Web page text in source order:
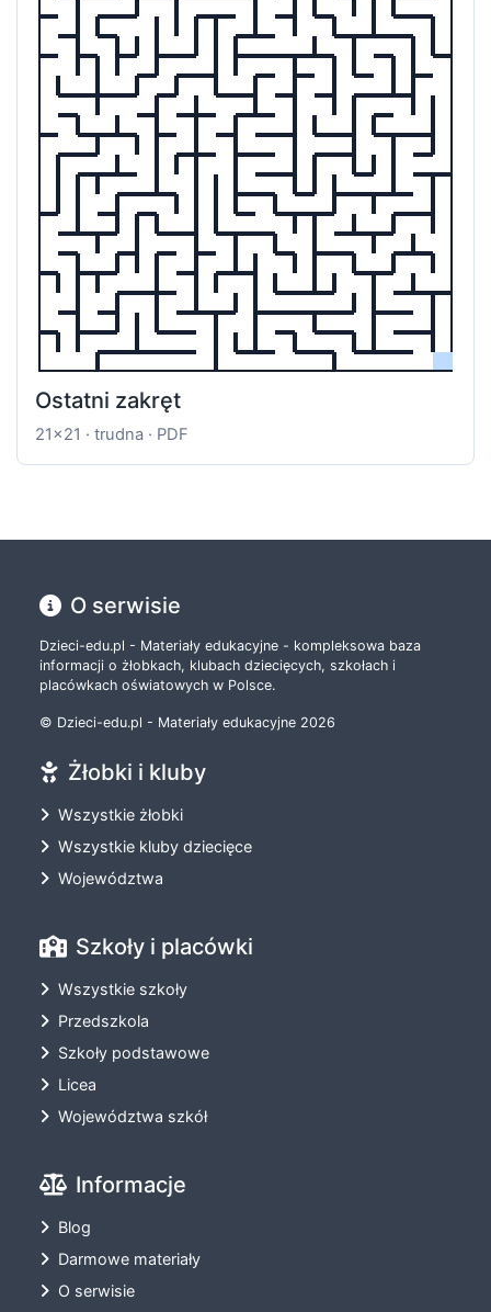
Ostatni zakręt
21x21 · trudna · PDF
O serwisie
Dzieci-edu.pl - Materiały edukacyjne - kompleksowa baza
informacji o żłobkach, klubach dziecięcych, szkołach i
placówkach oświatowych w Polsce.
© Dzieci-edu.pl - Materiały edukacyjne 2026
Żłobki i kluby
Wszystkie żłobki
Wszystkie kluby dziecięce
Województwa
Szkoły i placówki
Wszystkie szkoły
Przedszkola
Szkoły podstawowe
Licea
Województwa szkół
Informacje
Blog
Darmowe materiały
O serwisie